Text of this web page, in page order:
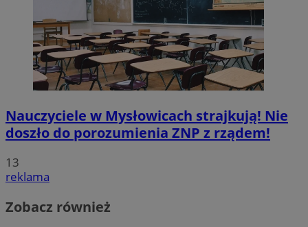
Nauczyciele w Mysłowicach strajkują! Nie
doszło do porozumienia ZNP z rządem!
13
reklama
Zobacz również